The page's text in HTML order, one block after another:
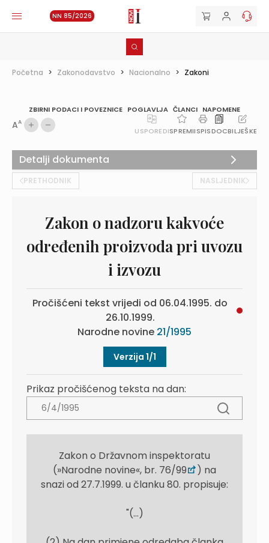
NN 85/2026
Početna > Zakonodavstvo > Nacionalno > Zakoni
ZBIRNI PODACI I POVEZNICE POGLAVLJA ČLANCI NAPOMENE
AA
USPOREDISPREMIISPISDOCBILJEŠKE
PRETHODNIK NASLJEDNIK
Zakon o nadzoru kakvoće
određenih proizvoda pri uvozu
i izvozu
Pročišćeni tekst vrijedi od 06.04.1995. do
26.10.1999.
Narodne novine 21/1995
Verzija 1/1
Prikaz pročišćenog teksta na dan:
Zakon o Državnom inspektoratu
(»Narodne novine«, br. 76/99
) na
snazi od 27.7.1999. u članku 80. propisuje:
"(...)
Detalji dokumenta